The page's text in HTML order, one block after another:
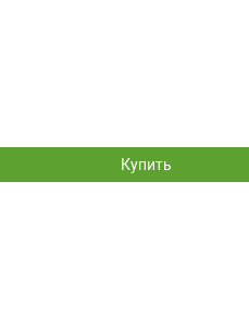
Купить